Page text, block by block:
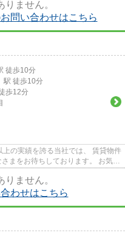
ません。
問い合わせはこちら
徒歩10分
駅 徒歩10分
歩12分
の実績を誇る当社では、 賃貸物件
まをお待ちしております。 お気軽
ません。
わせはこちら